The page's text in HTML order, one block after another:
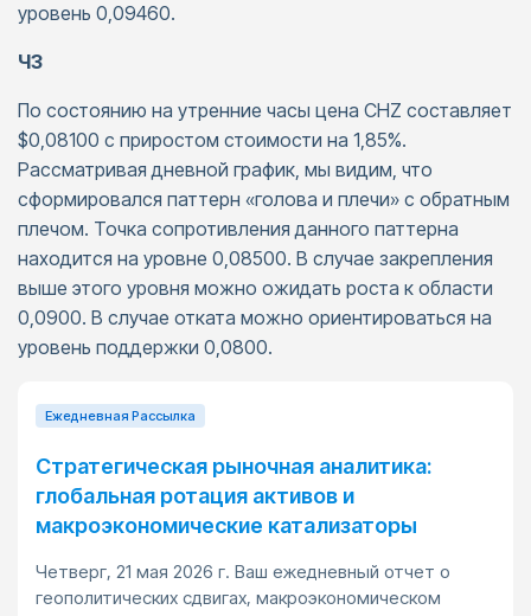
уровень 0,09460.
ЧЗ
По состоянию на утренние часы цена CHZ составляет
$0,08100 с приростом стоимости на 1,85%.
Рассматривая дневной график, мы видим, что
сформировался паттерн «голова и плечи» с обратным
плечом. Точка сопротивления данного паттерна
находится на уровне 0,08500. В случае закрепления
выше этого уровня можно ожидать роста к области
0,0900. В случае отката можно ориентироваться на
уровень поддержки 0,0800.
Ежедневная Pассылка
Стратегическая рыночная аналитика:
глобальная ротация активов и
макроэкономические катализаторы
Четверг, 21 мая 2026 г. Ваш ежедневный отчет о
геополитических сдвигах, макроэкономическом